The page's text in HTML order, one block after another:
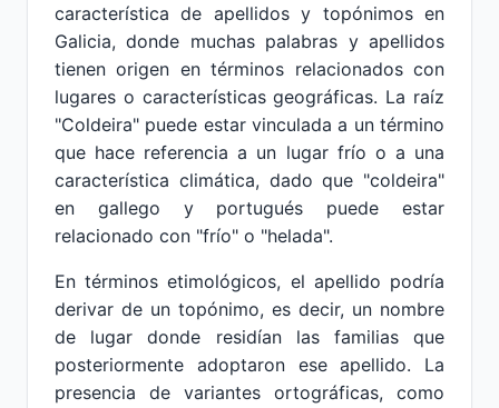
característica de apellidos y topónimos en
Galicia, donde muchas palabras y apellidos
tienen origen en términos relacionados con
lugares o características geográficas. La raíz
"Coldeira" puede estar vinculada a un término
que hace referencia a un lugar frío o a una
característica climática, dado que "coldeira"
en gallego y portugués puede estar
relacionado con "frío" o "helada".
En términos etimológicos, el apellido podría
derivar de un topónimo, es decir, un nombre
de lugar donde residían las familias que
posteriormente adoptaron ese apellido. La
presencia de variantes ortográficas, como